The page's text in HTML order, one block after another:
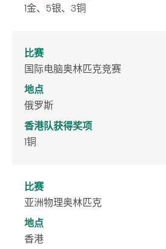
1金、5银、3铜
比赛
国际电脑奥林匹克竞赛
地点
俄罗斯
香港队获得奖项
1铜
比赛
亚洲物理奥林匹克
地点
香港